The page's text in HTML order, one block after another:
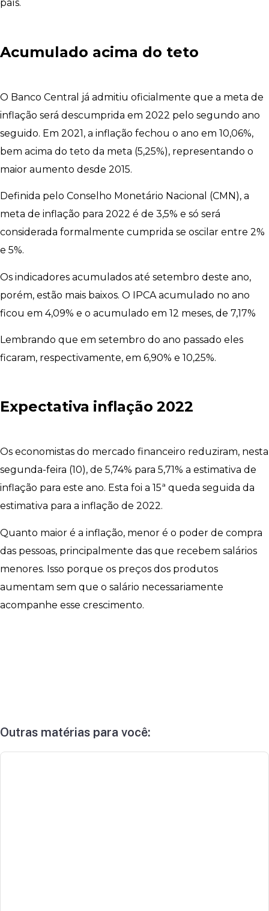
país.
Acumulado acima do teto
O Banco Central já admitiu oficialmente que a meta de
inflação será descumprida em 2022 pelo segundo ano
seguido. Em 2021, a inflação fechou o ano em 10,06%,
bem acima do teto da meta (5,25%), representando o
maior aumento desde 2015.
Definida pelo Conselho Monetário Nacional (CMN), a
meta de inflação para 2022 é de 3,5% e só será
considerada formalmente cumprida se oscilar entre 2%
e 5%.
Os indicadores acumulados até setembro deste ano,
porém, estão mais baixos. O IPCA acumulado no ano
ficou em 4,09% e o acumulado em 12 meses, de 7,17%
Lembrando que em setembro do ano passado eles
ficaram, respectivamente, em 6,90% e 10,25%.
Expectativa inflação 2022
Os economistas do mercado financeiro reduziram, nesta
segunda-feira (10), de 5,74% para 5,71% a estimativa de
inflação para este ano. Esta foi a 15ª queda seguida da
estimativa para a inflação de 2022.
Quanto maior é a inflação, menor é o poder de compra
das pessoas, principalmente das que recebem salários
menores. Isso porque os preços dos produtos
aumentam sem que o salário necessariamente
acompanhe esse crescimento.
Outras matérias para você: